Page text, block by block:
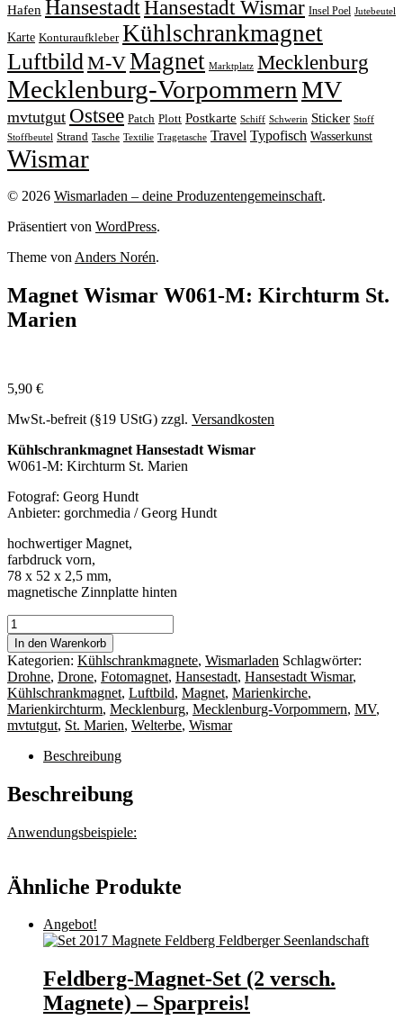
Hafen HansestadtHansestadt Wismar Insel Poel Jutebeutel
Karte Konturaufkleber Kühlschrankmagnet
LuftbildM-VMagnet Marktplatz Mecklenburg
Mecklenburg-VorpommernMV
mvtutgut Ostsee Patch Plott Postkarte Schiff Schwerin Sticker Stoff
Stoffbeutel Strand Tasche Textilie Tragetasche Travel Typofisch Wasserkunst
Wismar
© 2026 Wismarladen – deine Produzentengemeinschaft.
Präsentiert von WordPress.
Theme von Anders Norén.
Magnet Wismar W061-M: Kirchturm St.
Marien
5,90 €
MwSt.-befreit (§19 UStG) zzgl. Versandkosten
Kühlschrankmagnet Hansestadt Wismar
W061-M: Kirchturm St. Marien
Fotograf: Georg Hundt
Anbieter: gorchmedia / Georg Hundt
hochwertiger Magnet,
farbdruck vorn,
78 x 52 x 2,5 mm,
magnetische Zinnplatte hinten
Magnet
Wismar
W061-
M:
Kirchturm
St.
Marien
Menge
In den Warenkorb
Kategorien: Kühlschrankmagnete, Wismarladen Schlagwörter:
Drohne, Drone, Fotomagnet, Hansestadt, Hansestadt Wismar,
Kühlschrankmagnet, Luftbild, Magnet, Marienkirche,
Marienkirchturm, Mecklenburg, Mecklenburg-Vorpommern, MV,
mvtutgut, St. Marien, Welterbe, Wismar
Beschreibung
Beschreibung
Anwendungsbeispiele:
Ähnliche Produkte
Angebot!
Feldberg-Magnet-Set (2 versch.
Magnete) – Sparpreis!